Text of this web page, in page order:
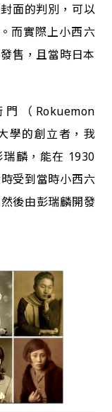
面的判別，可以
而實際上小西六
售，且當時日本
（Rokuemon
學的創立者，我
麟，能在 1930
受到當時小西六
後由彭瑞麟開發